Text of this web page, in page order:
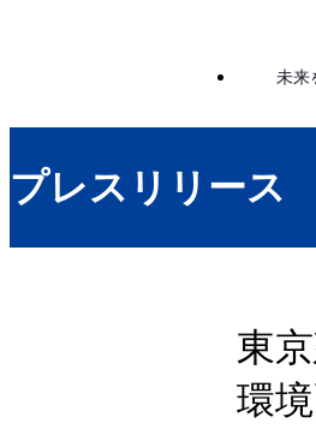
未来
プレスリリース
東
環